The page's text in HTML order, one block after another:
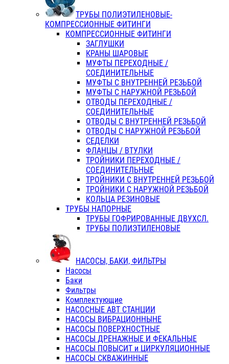
ТРУБЫ ПОЛИЭТИЛЕНОВЫЕ-
КОМПРЕССИОННЫЕ ФИТИНГИ
КОМПРЕССИОННЫЕ ФИТИНГИ
ЗАГЛУШКИ
КРАНЫ ШАРОВЫЕ
МУФТЫ ПЕРЕХОДНЫЕ /
СОЕДИНИТЕЛЬНЫЕ
МУФТЫ С ВНУТРЕННЕЙ РЕЗЬБОЙ
МУФТЫ С НАРУЖНОЙ РЕЗЬБОЙ
ОТВОДЫ ПЕРЕХОДНЫЕ /
СОЕДИНИТЕЛЬНЫЕ
ОТВОДЫ С ВНУТРЕННЕЙ РЕЗЬБОЙ
ОТВОДЫ С НАРУЖНОЙ РЕЗЬБОЙ
СЕДЕЛКИ
ФЛАНЦЫ / ВТУЛКИ
ТРОЙНИКИ ПЕРЕХОДНЫЕ /
СОЕДИНИТЕЛЬНЫЕ
ТРОЙНИКИ С ВНУТРЕННЕЙ РЕЗЬБОЙ
ТРОЙНИКИ С НАРУЖНОЙ РЕЗЬБОЙ
КОЛЬЦА РЕЗИНОВЫЕ
ТРУБЫ НАПОРНЫЕ
ТРУБЫ ГОФРИРОВАННЫЕ ДВУХСЛ.
ТРУБЫ ПОЛИЭТИЛЕНОВЫЕ
НАСОСЫ, БАКИ, ФИЛЬТРЫ
Насосы
Баки
Фильтры
Комплектующие
НАСОСНЫЕ АВТ СТАНЦИИ
НАСОСЫ ВИБРАЦИОННЫНЕ
НАСОСЫ ПОВЕРХНОСТНЫЕ
НАСОСЫ ДРЕНАЖНЫЕ И ФЕКАЛЬНЫЕ
НАСОСЫ ПОВЫСИТ и ЦИРКУЛЯЦИОННЫЕ
НАСОСЫ СКВАЖИННЫЕ